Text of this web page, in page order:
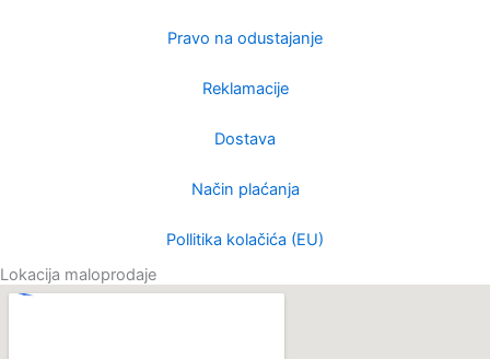
Pravo na odustajanje
Reklamacije
Dostava
Način plaćanja
Pollitika kolačića (EU)
Lokacija maloprodaje